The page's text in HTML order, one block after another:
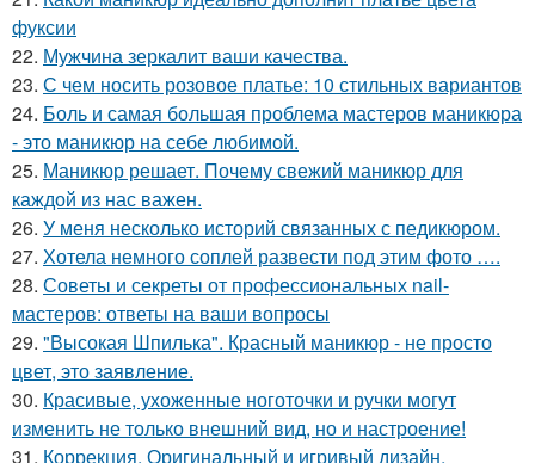
фуксии
22. Мужчина зеркалит ваши качества.
23. С чем носить розовое платье: 10 стильных вариантов
24. Боль и самая большая проблема мастеров маникюра
- это маникюр на себе любимой.
25. Маникюр решает. Почему свежий маникюр для
каждой из нас важен.
26. У меня несколько историй связанных с педикюром.
27. Хотела немного соплей развести под этим фото ….
28. Советы и секреты от профессиональных nail-
мастеров: ответы на ваши вопросы
29. "Высокая Шпилька". Красный маникюр - не просто
цвет, это заявление.
30. Красивые, ухоженные ноготочки и ручки могут
изменить не только внешний вид, но и настроение!
31. Коррекция. Оригинальный и игривый дизайн,